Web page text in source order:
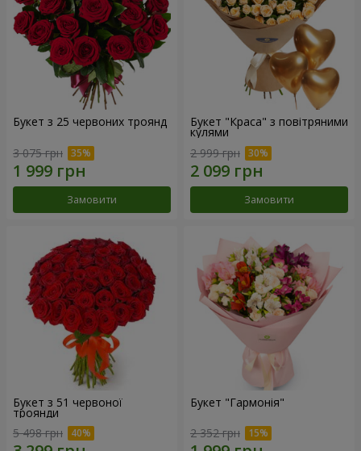
Букет з 25 червоних троянд
3 075 грн
Замовити
Букет "Краса" з повітряними
кулями
2 999 грн
Замовити
Букет з 51 червоної
троянди
5 498 грн
Букет "Гармонія"
2 352 грн